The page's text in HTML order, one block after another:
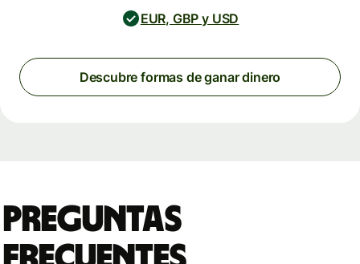
EUR, GBP y USD
Descubre formas de ganar dinero
Preguntas